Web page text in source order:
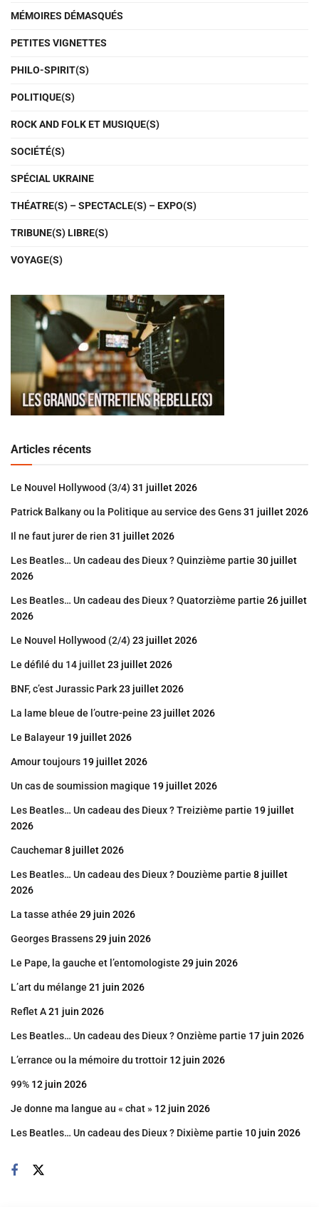
MÉMOIRES DÉMASQUÉS
PETITES VIGNETTES
PHILO-SPIRIT(S)
POLITIQUE(S)
ROCK AND FOLK ET MUSIQUE(S)
SOCIÉTÉ(S)
SPÉCIAL UKRAINE
THÉATRE(S) – SPECTACLE(S) – EXPO(S)
TRIBUNE(S) LIBRE(S)
VOYAGE(S)
Articles récents
Le Nouvel Hollywood (3/4) 31 juillet 2026
Patrick Balkany ou la Politique au service des Gens31 juillet 2026
Il ne faut jurer de rien 31 juillet 2026
Les Beatles… Un cadeau des Dieux ? Quinzième partie 30 juillet
2026
Les Beatles… Un cadeau des Dieux ? Quatorzième partie 26 juillet
2026
Le Nouvel Hollywood (2/4) 23 juillet 2026
Le défilé du 14 juillet23 juillet 2026
BNF, c’est Jurassic Park23 juillet 2026
La lame bleue de l’outre-peine 23 juillet 2026
Le Balayeur 19 juillet 2026
Amour toujours 19 juillet 2026
Un cas de soumission magique 19 juillet 2026
Les Beatles… Un cadeau des Dieux ? Treizième partie 19 juillet
2026
Cauchemar8 juillet 2026
Les Beatles… Un cadeau des Dieux ? Douzième partie 8 juillet
2026
La tasse athée 29 juin 2026
Georges Brassens29 juin 2026
Le Pape, la gauche et l’entomologiste 29 juin 2026
L’art du mélange 21 juin 2026
Reflet A21 juin 2026
Les Beatles… Un cadeau des Dieux ? Onzième partie 17 juin 2026
L’errance ou la mémoire du trottoir 12 juin 2026
99% 12 juin 2026
Je donne ma langue au « chat » 12 juin 2026
Les Beatles… Un cadeau des Dieux ? Dixième partie 10 juin 2026